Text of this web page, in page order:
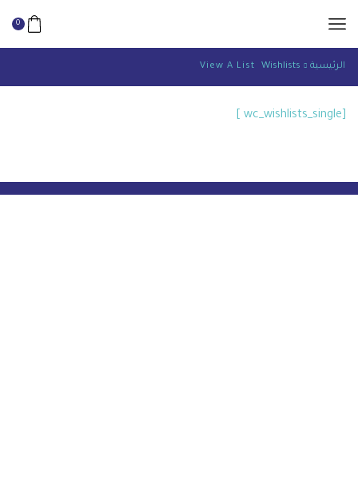
0
الرئيسية Wishlists
View A List
[wc_wishlists_single ]